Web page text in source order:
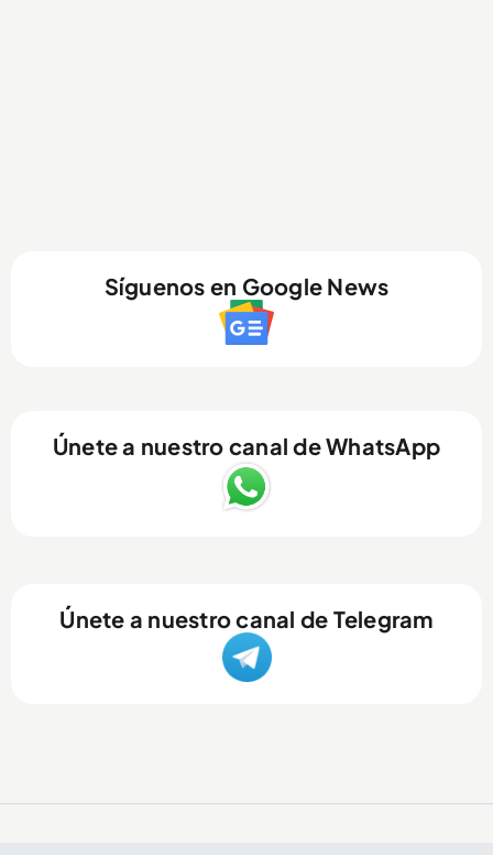
Síguenos en Google News
Únete a nuestro canal de WhatsApp
Únete a nuestro canal de Telegram